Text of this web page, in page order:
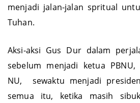
menjadi jalan-jalan spritual
Tuhan.
Aksi-aksi Gus Dur dalam
sebelum menjadi ketua
NU, sewaktu menjadi
semua itu, ketika masih